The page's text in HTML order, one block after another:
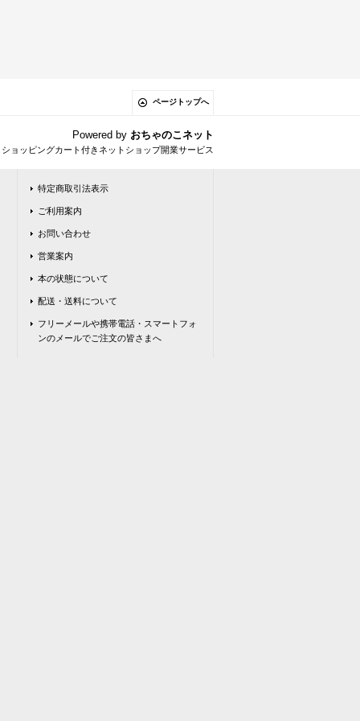
ページトップへ
Powered by おちゃのこネット
ョッピングカート付きネットショップ開業サービス
特定商取引法表示
ご利用案内
お問い合わせ
営業案内
本の状態について
配送・送料について
フリーメールや携帯電話・スマートフォ
ンのメールでご注文の皆さまへ